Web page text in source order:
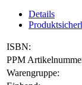
Details
ISBN:
PPM
Warengruppe: